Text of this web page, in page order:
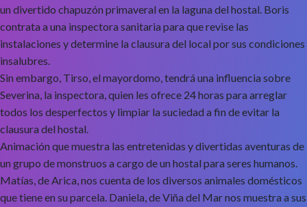
un divertido chapuzón primaveral en la laguna del hostal. Boris
contrata a una inspectora sanitaria para que revise las
instalaciones y determine la clausura del local por sus condiciones
insalubres.
Sin embargo, Tirso, el mayordomo, tendrá una influencia sobre
Severina, la inspectora, quien les ofrece 24 horas para arreglar
todos los desperfectos y limpiar la suciedad a fin de evitar la
clausura del hostal.
Animación que muestra las entretenidas y divertidas aventuras de
un grupo de monstruos a cargo de un hostal para seres humanos.
Matías, de Arica, nos cuenta de los diversos animales domésticos
que tiene en su parcela. Daniela, de Viña del Mar nos muestra a sus